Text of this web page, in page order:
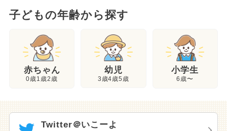
子どもの年齢から探す
赤ちゃん
0歳1歳2歳
幼児
3歳4歳5歳
小学生
6歳〜
Twitter＠いこーよ